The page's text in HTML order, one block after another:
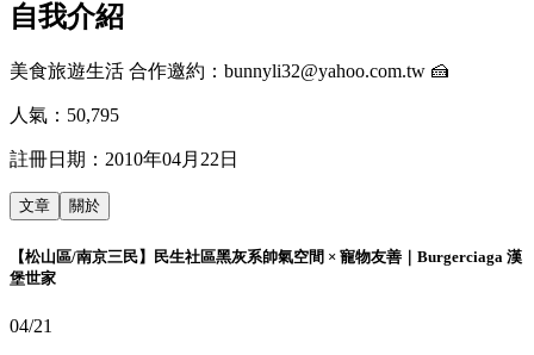
自我介紹
美食旅遊生活 合作邀約：bunnyli32@yahoo.com.tw 🍰
人氣： 50,795
註冊日期： 2010年04月22日
文章 關於
【松山區/南京三民】民生社區黑灰系帥氣空間 × 寵物友善｜Burgerciaga 漢
堡世家
04/21